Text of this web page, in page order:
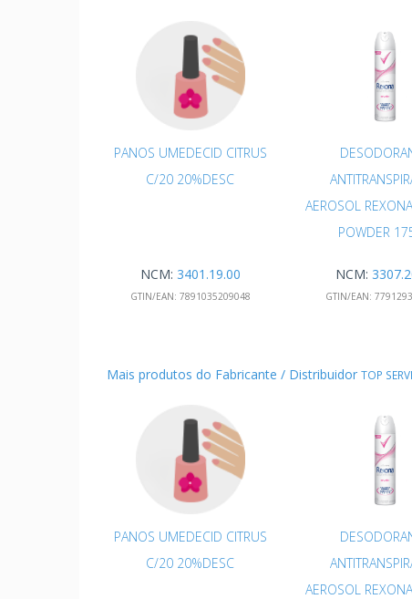
PANOS UMEDECID CITRUS
C/20 20%DESC
NCM: 3401.19.00
GTIN/EAN: 7891035209048
AEROSOL
POWDER
NCM:
GTIN/EAN:
Mais produtos do Fabricante / Distribuidor TOP
PANOS UMEDECID CITRUS
C/20 20%DESC
AEROSOL